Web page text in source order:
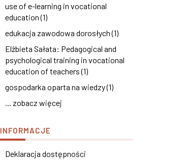
use of e-learning in vocational
education (1)
edukacja zawodowa dorosłych (1)
Elżbieta Sałata: Pedagogical and
psychological training in vocational
education of teachers (1)
gospodarka oparta na wiedzy (1)
... zobacz więcej
INFORMACJE
Deklaracja dostępności